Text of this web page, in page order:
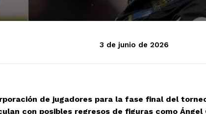
3 de junio de 2026
de jugadores para la fase final del
con posibles regresos de figuras como Ángel